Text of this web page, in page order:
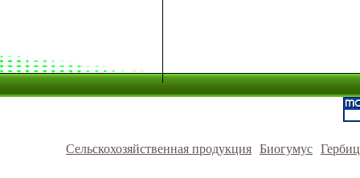
Сельскохозяйственная продукция Биогумус